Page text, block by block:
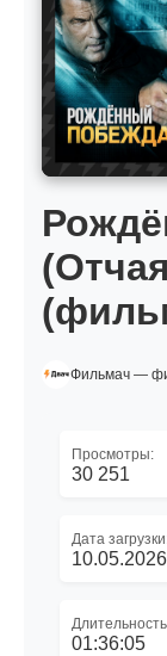
Фильмач —
Просмотры:
30 251
Дата
01:36:05